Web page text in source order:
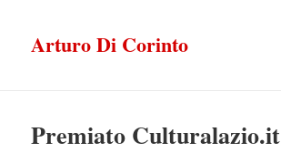
Arturo Di Corinto
Premiato Culturalazio.it